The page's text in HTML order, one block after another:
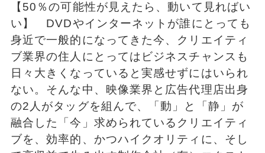
【50％の可能性が見えたら、動いて見ればい
い】 DVDやインターネットが誰にとっても
身近で一般的になってきた今、クリエイティ
ブ業界の住人にとってはビジネスチャンスも
日々大きくなっていると実感せずにはいられ
ない。そんな中、映像業界と広告代理店出身
の2人がタッグを組んで、「動」と「静」が
融合した「今」求められているクリエイティ
ブを、効率的、かつハイクオリティに、そし